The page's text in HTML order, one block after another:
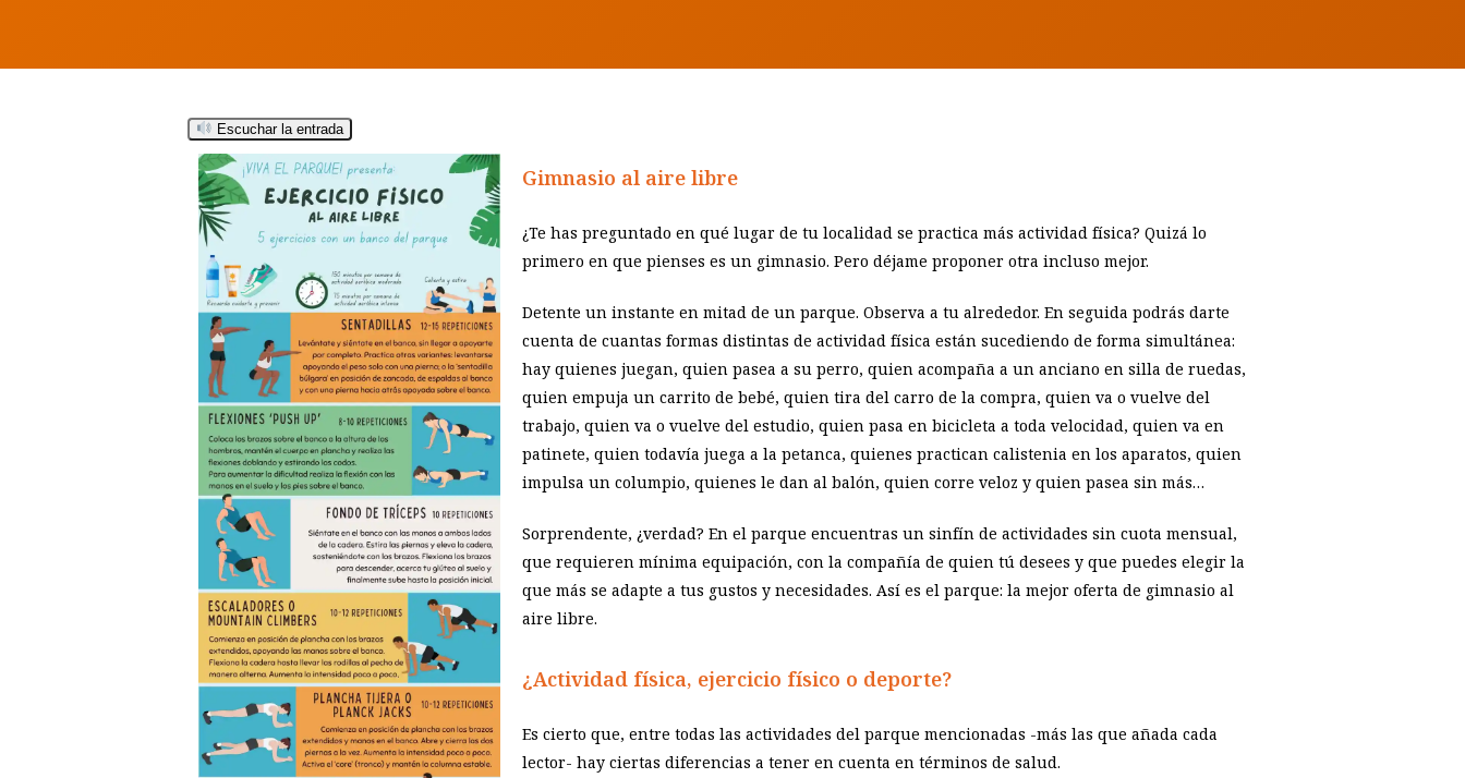
Hit enter to search or ESC to close
Escuchar la entrada
Gimnasio al aire libre
¿Te has preguntado en qué lugar de tu localidad se practica más actividad física? Quizá lo
primero en que pienses es un gimnasio. Pero déjame proponer otra incluso mejor.
Detente un instante en mitad de un parque. Observa a tu alrededor. En seguida podrás darte
cuenta de cuantas formas distintas de actividad física están sucediendo de forma simultánea:
hay quienes juegan, quien pasea a su perro, quien acompaña a un anciano en silla de ruedas,
quien empuja un carrito de bebé, quien tira del carro de la compra, quien va o vuelve del
trabajo, quien va o vuelve del estudio, quien pasa en bicicleta a toda velocidad, quien va en
patinete, quien todavía juega a la petanca, quienes practican calistenia en los aparatos, quien
impulsa un columpio, quienes le dan al balón, quien corre veloz y quien pasea sin más…
Sorprendente, ¿verdad? En el parque encuentras un sinfín de actividades sin cuota mensual,
que requieren mínima equipación, con la compañía de quien tú desees y que puedes elegir la
que más se adapte a tus gustos y necesidades. Así es el parque: la mejor oferta de gimnasio al
aire libre.
¿Actividad física, ejercicio físico o deporte?
Es cierto que, entre todas las actividades del parque mencionadas -más las que añada cada
lector- hay ciertas diferencias a tener en cuenta en términos de salud.